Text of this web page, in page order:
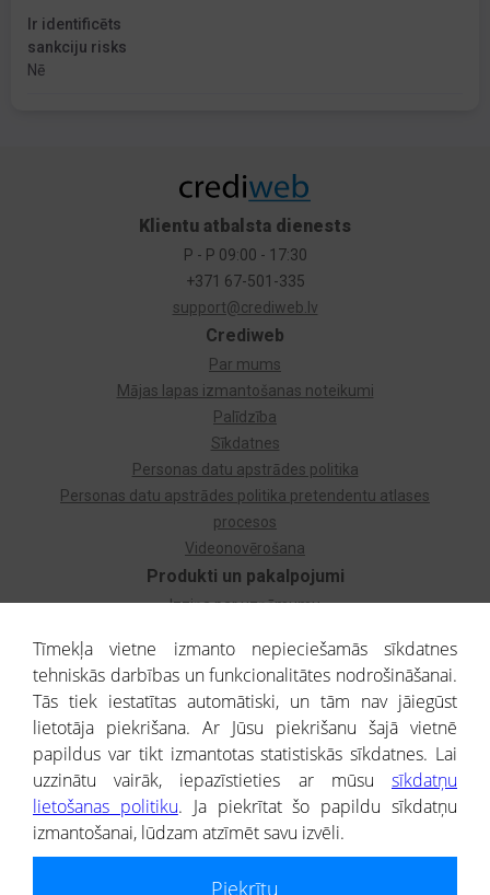
Ir identificēts
sankciju risks
Nē
Produkti un pakalpojumi
Izziņa par uzņēmumu
Dzimtas koks
Uzņēmumu atlase
Monitorings
Kredītizziņa par ārvalstu uzņēmumiem
Crediweb
Par mums
Mājas lapas izmantošanas noteikumi
Palīdzība
Sīkdatnes
Personas datu apstrādes politika
Personas datu apstrādes politika pretendentu atlases
procesos
Videonovērošana
Klientu atbalsta dienests
P - P 09:00 - 17:30
+371 67-501-335
support@crediweb.lv
® CREDITREFORM Latvija
SIA
Tīmekļa vietne izmanto nepieciešamās sīkdatnes
tehniskās darbības un funkcionalitātes nodrošināšanai.
Tās tiek iestatītas automātiski, un tām nav jāiegūst
lietotāja piekrišana. Ar Jūsu piekrišanu šajā vietnē
papildus var tikt izmantotas statistiskās sīkdatnes. Lai
uzzinātu vairāk, iepazīstieties ar mūsu sīkdatņu
lietošanas politiku. Ja piekrītat šo papildu sīkdatņu
izmantošanai, lūdzam atzīmēt savu izvēli.
Piekrītu